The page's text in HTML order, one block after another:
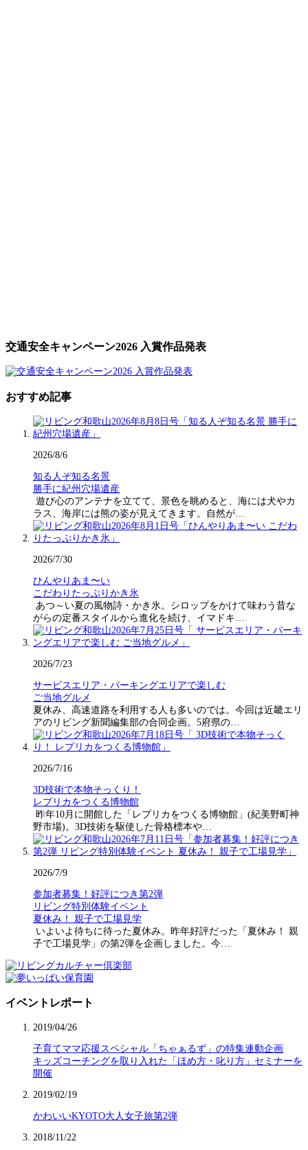
交通安全キャンペーン2026 入賞作品発表
おすすめ記事
2026/8/6
知る人ぞ知る名景
勝手に紀州穴場遺産
遊び心のアンテナを立てて、景色を眺めると、海には犬やカ
ラス、海岸には熊の姿が見えてきます。自然が…
2026/7/30
ひんやりあま〜い
こだわりたっぷりかき氷
あつ～い夏の風物詩・かき氷。シロップをかけて味わう昔な
がらの定番スタイルから進化を続け、イマドキ…
2026/7/23
サービスエリア・パーキングエリアで楽しむ
ご当地グルメ
夏休み、高速道路を利用する人も多いのでは。今回は近畿エリ
アのリビング新聞編集部の合同企画。5府県の…
2026/7/16
3D技術で本物そっくり！
レプリカをつくる博物館
昨年10月に開館した「レプリカをつくる博物館」(紀美野町神
野市場)。3D技術を駆使した骨格標本や…
2026/7/9
参加者募集！好評につき第2弾
リビング特別体験イベント
夏休み！ 親子で工場見学
いよいよ待ちに待った夏休み。昨年好評だった「夏休み！ 親
子で工場見学」の第2弾を企画しました。今…
イベントレポート
2019/04/26
子育てママ応援スペシャル「ちゃぁるず」の特集連動企画
キッズコーチングを取り入れた「ほめ方・叱り方」セミナーを
開催
2019/02/19
かわいいKYOTO大人女子旅第2弾
2018/11/22